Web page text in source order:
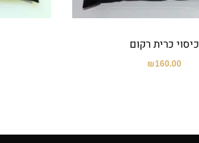
כיסוי כרית רקום
₪160.00